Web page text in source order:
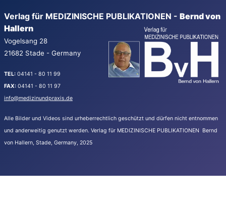
Verlag für MEDIZINISCHE PUBLIKATIONEN - Bernd von
Hallern
Vogelsang 28
21682 Stade - Germany
TEL: 04141 - 80 11 99
FAX: 04141 - 80 11 97
info@medizinundpraxis.de
Alle Bilder und Videos sind urheberrechtlich geschützt und dürfen nicht entnommen
und anderweitig genutzt werden. Verlag für MEDIZINISCHE PUBLIKATIONEN Bernd
von Hallern, Stade, Germany, 2025